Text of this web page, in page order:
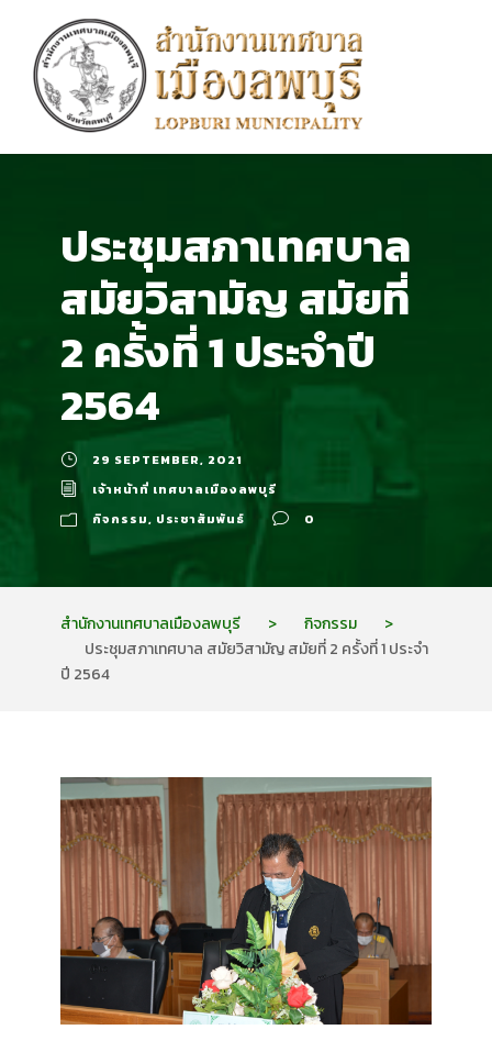
ประชุมสภาเทศบาล
สมัยวิสามัญ สมัยที่
2 ครั้งที่ 1 ประจำปี
2564
29 SEPTEMBER, 2021
เจ้าหน้าที่ เทศบาลเมืองลพบุรี
กิจกรรม, ประชาสัมพันธ์ 0
สำนักงานเทศบาลเมืองลพบุรี > กิจกรรม
>
ประชุมสภาเทศบาล สมัยวิสามัญ สมัยที่ 2 ครั้งที่ 1 ประจำ
ปี 2564